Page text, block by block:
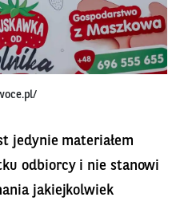
jedynie materiałem
odbiorcy i nie stanowi
jakiejkolwiek